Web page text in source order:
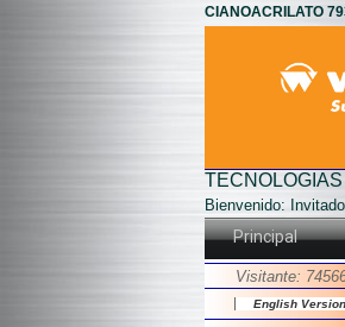
CIANOACRILATO
Bienvenido: Invitado
Principal
Visitante:
English Version